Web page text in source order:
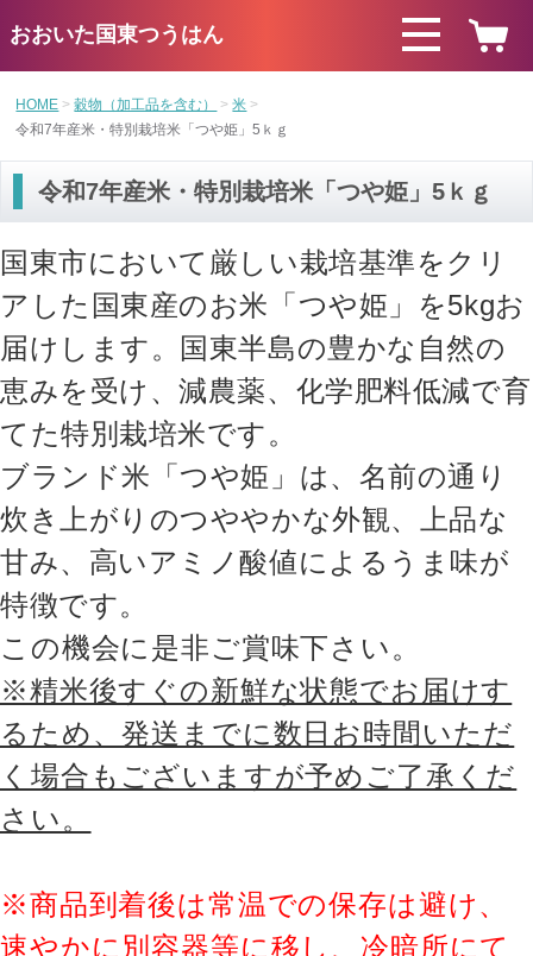
おおいた国東つうはん
HOME 穀物（加工品を含む）
米
令和7年産米・特別栽培米「つや姫」5ｋｇ
令和7年産米・特別栽培米「つや姫」5ｋｇ
国東市において厳しい栽培基準をクリ
アした国東産のお米「つや姫」を5kgお
届けします。国東半島の豊かな自然の
恵みを受け、減農薬、化学肥料低減で育
てた特別栽培米です。
ブランド米「つや姫」は、名前の通り
炊き上がりのつややかな外観、上品な
甘み、高いアミノ酸値によるうま味が
特徴です。
この機会に是非ご賞味下さい。
※精米後すぐの新鮮な状態でお届けす
るため、発送までに数日お時間いただ
く場合もございますが予めご了承くだ
さい。
※商品到着後は常温での保存は避け、
速やかに別容器等に移し、冷暗所にて